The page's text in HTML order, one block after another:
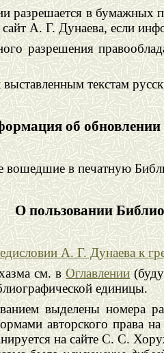
разрешается в бумажных
А. Г. Дунаева, если
разрешения
текстам
об
в печатную
О пользовании
А. Г. Дунаева к
см. вОглавлении
единицы.
выделены номера
авторского права
на сайте С. С.